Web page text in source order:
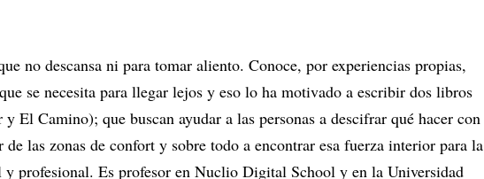
no descansa ni para tomar aliento. Conoce, por experiencias propias,
se necesita para llegar lejos y eso lo ha motivado a escribir dos libros
El Camino); que buscan ayudar a las personas a descifrar qué hacer con
las zonas de confort y sobre todo a encontrar esa fuerza interior para la
y profesional. Es profesor en Nuclio Digital School y en la Universidad